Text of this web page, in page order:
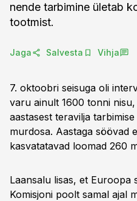
nende tarbimine ületab
tootmist.
Jaga Salvesta Vihja
7. oktoobri seisuga oli
varu ainult 1600 tonni
aastasest teravilja
murdosa. Aastaga söövad
kasvatatavad loomad 260
Laansalu lisas, et Euroopa
Komisjoni poolt samal ajal